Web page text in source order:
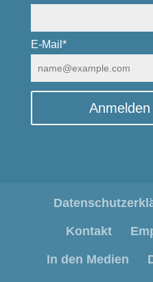
E-Mail*
Anmelden
Kontakt
In den Medien